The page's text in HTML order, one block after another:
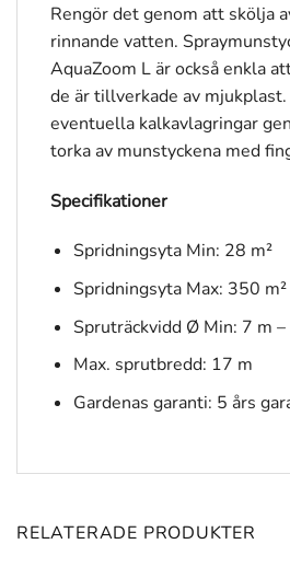
Rengör det genom att skölja
rinnande vatten.
AquaZoom L är också enkla
de är tillverkade av
eventuella kalkavlagringar
torka av munstyckena med
Specifikationer
Spridningsyta Min: 28 m²
Spridningsyta Max: 350 m²
Spruträckvidd Ø Min: 7 m
Max. sprutbredd: 17 m
Gardenas garanti: 5 års
RELATERADE PRODUKTER